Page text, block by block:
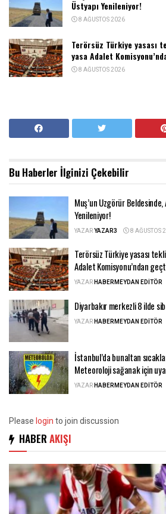
Üstyapı Yenileniyor!
8 AĞUSTOS 2026
Terörsüz Türkiye yasası
yasa Adalet
8 AĞUSTOS 2026
Bu Haberler İlginizi Çekebilir
Muş’un Uzgörür
Yenileniyor!
YAZARYAZAR3 8 AĞUSTOS
Terörsüz Türkiye yasası
Adalet Komisyonu’ndan
YAZARHABERMEYDAN EDITÖR
Diyarbakır merkezli 8 ilde
YAZARHABERMEYDAN EDITÖR
İstanbul’da bunaltan
Meteoroloji sağanak için
YAZARHABERMEYDAN EDITÖR
Pleaseloginto join discussion
HABER AKIŞI